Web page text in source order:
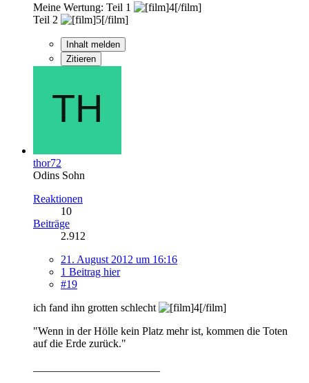
Meine Wertung: Teil 1
Teil 2
Inhalt melden
Zitieren
thor72
Odins Sohn
Reaktionen
10
Beiträge
2.912
21. August 2012 um 16:16
1 Beitrag hier
#19
ich fand ihn grotten schlecht
"Wenn in der Hölle kein Platz mehr ist, kommen die Toten
auf die Erde zurück."